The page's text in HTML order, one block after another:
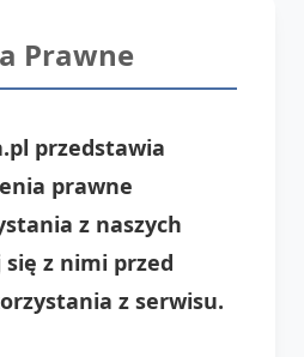
Prawne
przedstawia
prawne
z naszych
się z nimi przed
z serwisu.